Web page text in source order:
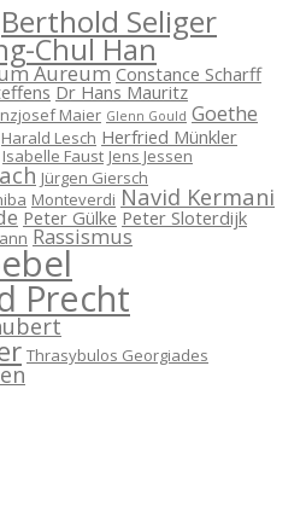
Berthold Seliger
Chul Han
Aureum Constance Scharff
Dr Hans Mauritz
Maier Glenn Gould Goethe
Harald Lesch Herfried Münkler
Isabelle Faust Jens Jessen
Jürgen Giersch
Monteverdi Navid Kermani
Peter Gülke Peter Sloterdijk
Rassismus
Precht
Thrasybulos Georgiades